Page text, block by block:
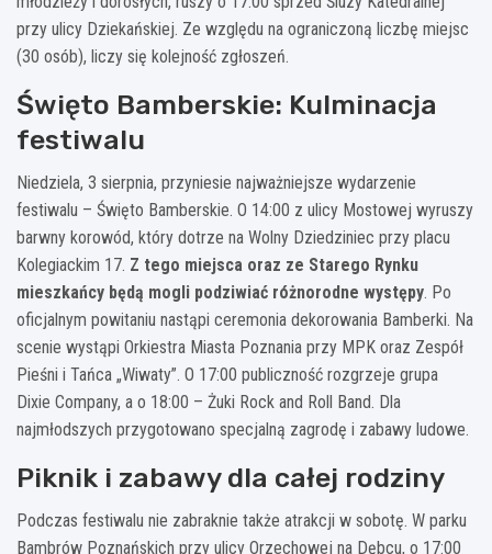
przy ulicy Dziekańskiej. Ze względu na ograniczoną liczbę miejsc
(30 osób), liczy się kolejność zgłoszeń.
Święto Bamberskie: Kulminacja
festiwalu
Niedziela, 3 sierpnia, przyniesie najważniejsze wydarzenie
festiwalu – Święto Bamberskie. O 14:00 z ulicy Mostowej wyruszy
barwny korowód, który dotrze na Wolny Dziedziniec przy placu
Kolegiackim 17. Z tego miejsca oraz ze Starego Rynku
mieszkańcy będą mogli podziwiać różnorodne występy. Po
oficjalnym powitaniu nastąpi ceremonia dekorowania Bamberki. Na
scenie wystąpi Orkiestra Miasta Poznania przy MPK oraz Zespół
Pieśni i Tańca „Wiwaty”. O 17:00 publiczność rozgrzeje grupa
Dixie Company, a o 18:00 – Żuki Rock and Roll Band. Dla
najmłodszych przygotowano specjalną zagrodę i zabawy ludowe.
Piknik i zabawy dla całej rodziny
Podczas festiwalu nie zabraknie także atrakcji w sobotę. W parku
Bambrów Poznańskich przy ulicy Orzechowej na Dębcu, o 17:00